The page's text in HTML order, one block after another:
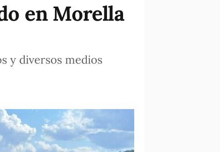
en Morella
y diversos medios